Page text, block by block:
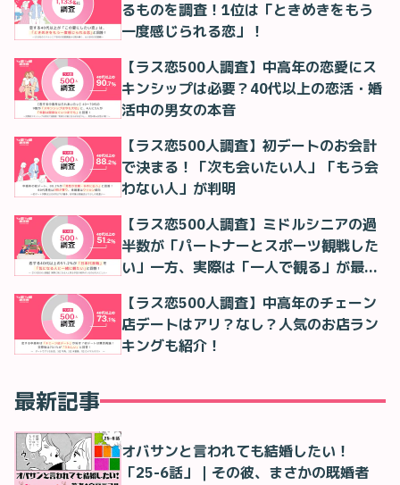
るものを調査！1位は「ときめきをもう
一度感じられる恋」！
【ラス恋500人調査】中高年の恋愛にス
キンシップは必要？40代以上の恋活・婚
活中の男女の本音
【ラス恋500人調査】初デートのお会計
で決まる！「次も会いたい人」「もう会
わない人」が判明
【ラス恋500人調査】ミドルシニアの過
半数が「パートナーとスポーツ観戦した
い」一方、実際は「一人で観る」が最多
【ラス恋500人調査】中高年のチェーン
店デートはアリ？なし？人気のお店ラン
キングも紹介！
最新記事
オバサンと言われても結婚したい！
「25-6話」｜その彼、まさかの既婚者